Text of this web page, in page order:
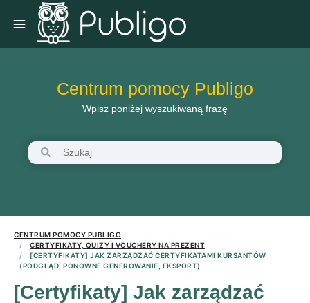
Centrum pomocy Publigo
Wpisz poniżej wyszukiwaną frazę
CENTRUM POMOCY PUBLIGO
CERTYFIKATY, QUIZY I VOUCHERY NA PREZENT
[CERTYFIKATY] JAK ZARZĄDZAĆ CERTYFIKATAMI KURSANTÓW
(PODGLĄD, PONOWNE GENEROWANIE, EKSPORT)
[Certyfikaty] Jak zarządzać